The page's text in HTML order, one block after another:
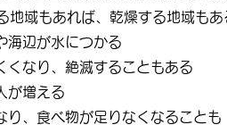
域もあれば、乾燥する地域もあ
海辺が水につかる
くなり、絶滅することもある
が増える
り、食べ物が足りなくなることも